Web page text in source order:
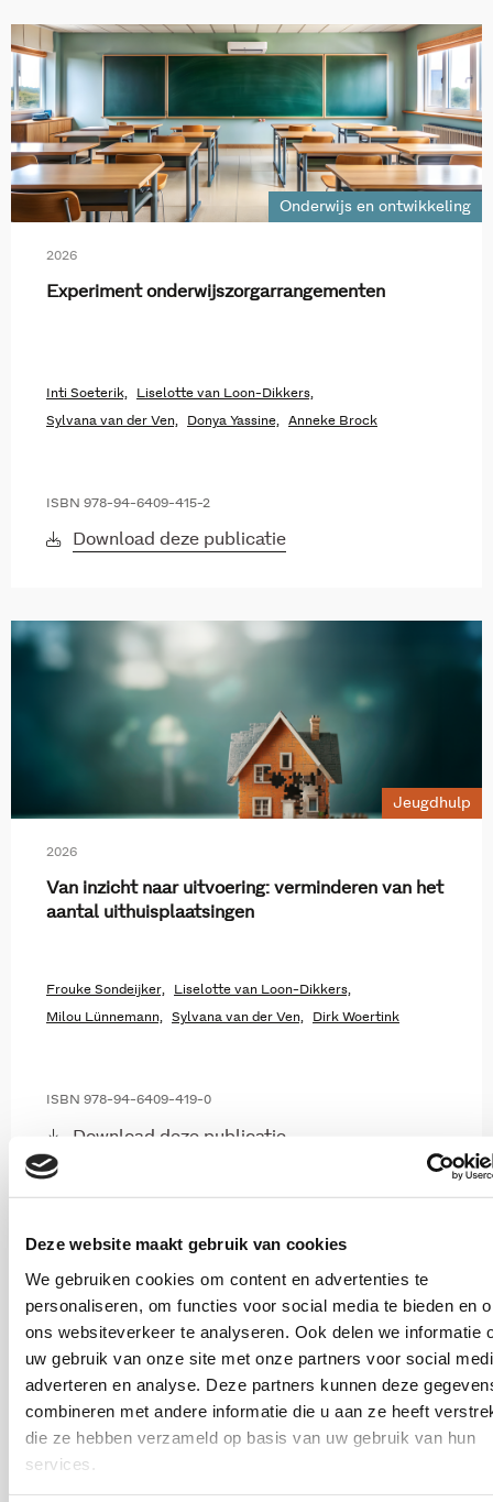
Deze website maakt gebruik van cookies
We gebruiken cookies om content en advertenties te
personaliseren, om functies voor social media te bieden en
ons websiteverkeer te analyseren. Ook delen we informatie
uw gebruik van onze site met onze partners voor social
adverteren en analyse. Deze partners kunnen deze
combineren met andere informatie die u aan ze heeft
die ze hebben verzameld op basis van uw gebruik van hun
services.
Onderwijs en ontwikkeling
2026
Experiment onderwijszorgarrangementen
Inti Soeterik, Liselotte van Loon-Dikkers,
Sylvana van der Ven, Donya Yassine, Anneke Brock
ISBN 978-94-6409-415-2
Download deze publicatie
Jeugdhulp
2026
Van inzicht naar uitvoering: verminderen van het
aantal uithuisplaatsingen
Frouke Sondeijker, Liselotte van Loon-Dikkers,
Milou Lünnemann, Sylvana van der Ven, Dirk Woertink
ISBN 978-94-6409-419-0
Download deze publicatie